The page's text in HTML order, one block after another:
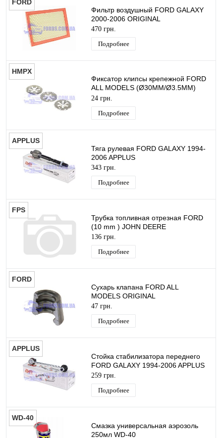
FORD
Фильтр воздушный FORD GALAXY
2000-2006 ORIGINAL
470 грн.
Подробнее
HMPX
Фиксатор клипсы крепежной FORD
ALL MODELS (Ø30MM/Ø3.5MM)
HMPX
24 грн.
Подробнее
APPLUS
Тяга рулевая FORD GALAXY 1994-
2006 APPLUS
343 грн.
Подробнее
FPS
Трубка топливная отрезная FORD
(10 mm ) JOHN DEERE
136 грн.
Подробнее
FORD
Сухарь клапана FORD ALL
MODELS ORIGINAL
47 грн.
Подробнее
APPLUS
Стойка стабилизатора переднего
FORD GALAXY 1994-2006 APPLUS
259 грн.
Подробнее
WD-40
Смазка универсальная аэрозоль
250мл WD-40